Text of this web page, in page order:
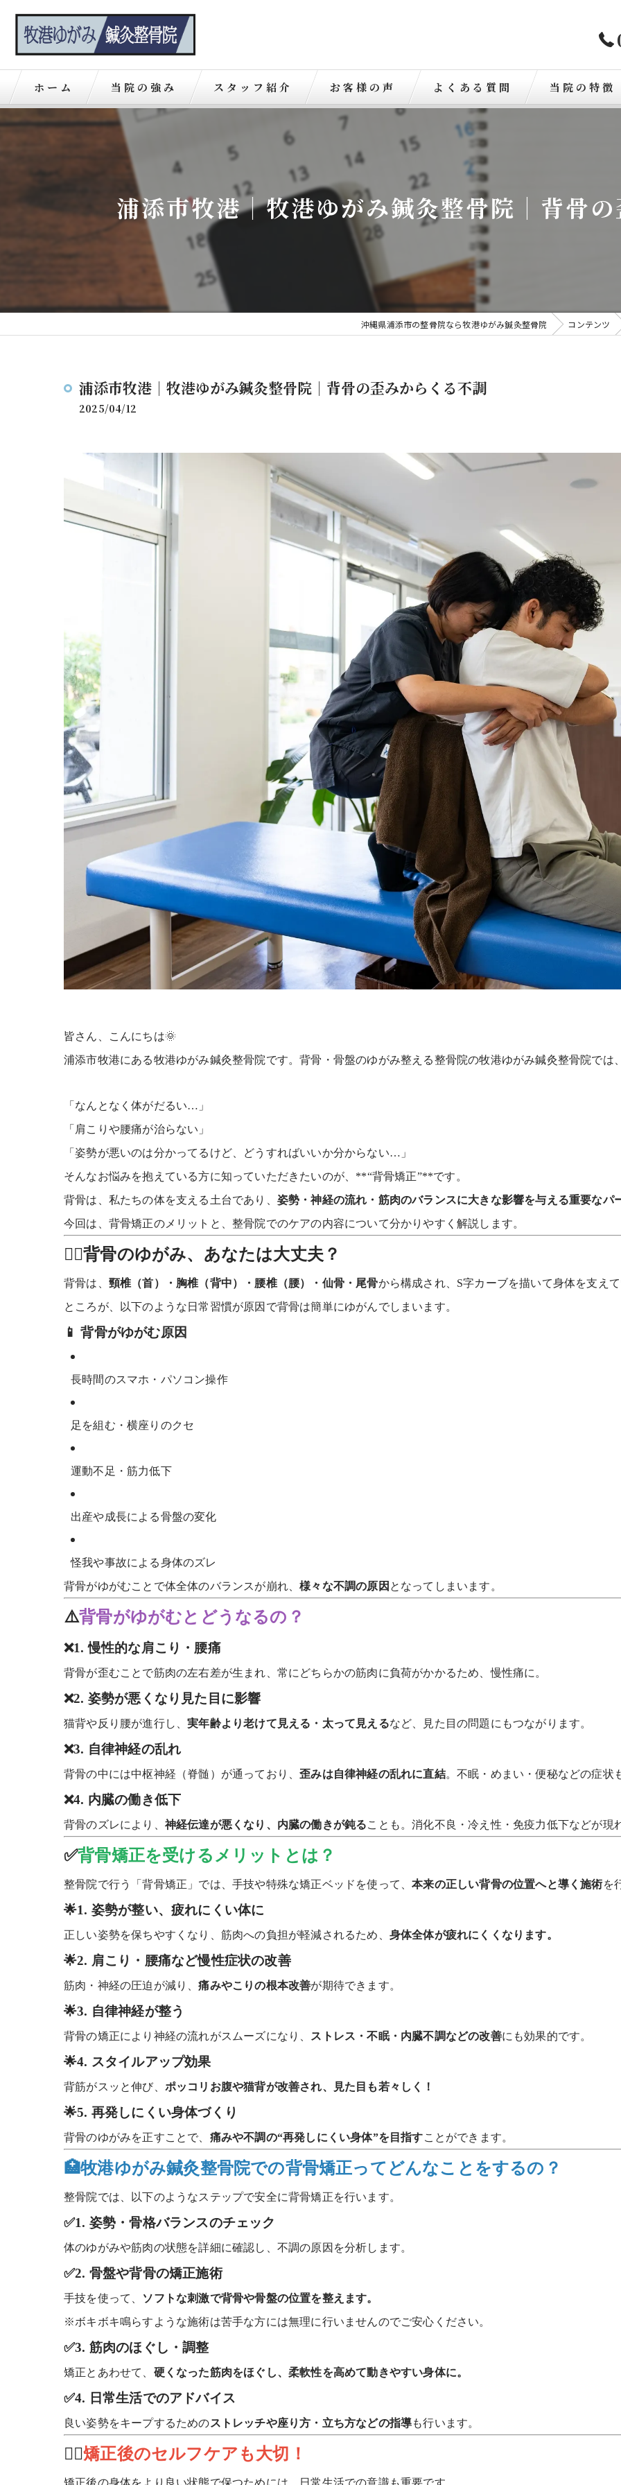
ホーム 当院の強み スタッフ紹介 お客様の声 よくある質問 当院の特徴
肩こり
浦添市牧港｜牧港ゆがみ鍼灸整骨院｜背骨
沖縄県浦添市の整骨院なら牧港ゆがみ鍼灸整骨院 コンテンツ
浦添市牧港｜牧港ゆがみ鍼灸整骨院｜背骨の歪みからくる不調
2025/04/12
皆さん、こんにちは🌞
浦添市牧港にある牧港ゆがみ鍼灸整骨院です。背骨・骨盤のゆがみ整える整骨院の牧港ゆがみ鍼灸整骨院では
「なんとなく体がだるい…」
「肩こりや腰痛が治らない」
「姿勢が悪いのは分かってるけど、どうすればいいか分からない…」
そんなお悩みを抱えている方に知っていただきたいのが、**“背骨矯正”**です。
背骨は、私たちの体を支える土台であり、 姿勢・神経の流れ・筋肉のバランスに大きな影響を与える重要なパ
今回は、背骨矯正のメリットと、整骨院でのケアの内容について分かりやすく解説します。
🧍‍♂️背骨のゆがみ、あなたは大丈夫？
背骨は、 頸椎（首）・胸椎（背中）・腰椎（腰）・仙骨・尾骨から構成され、S字カーブを描いて身体を支えて
ところが、以下のような日常習慣が原因で背骨は簡単にゆがんでしまいます。
📱 背骨がゆがむ原因
長時間のスマホ・パソコン操作
足を組む・横座りのクセ
運動不足・筋力低下
出産や成長による骨盤の変化
怪我や事故による身体のズレ
背骨がゆがむことで体全体のバランスが崩れ、様々な不調の原因 となってしまいます。
⚠️背骨がゆがむとどうなるの？
❌1. 慢性的な肩こり・腰痛
背骨が歪むことで筋肉の左右差が生まれ、常にどちらかの筋肉に負荷がかかるため、慢性痛に。
❌2. 姿勢が悪くなり見た目に影響
猫背や反り腰が進行し、実年齢より老けて見える・太って見えるなど、見た目の問題にもつながります。
❌3. 自律神経の乱れ
背骨の中には中枢神経（脊髄）が通っており、歪みは自律神経の乱れに直結。不眠・めまい・便秘などの症状
❌4. 内臓の働き低下
背骨のズレにより、 神経伝達が悪くなり、内臓の働きが鈍ることも。消化不良・冷え性・免疫力低下などが現
✅背骨矯正を受けるメリットとは？
整骨院で行う「背骨矯正」では、手技や特殊な矯正ベッドを使って、本来の正しい背骨の位置へと導く施術を
🌟1. 姿勢が整い、疲れにくい体に
正しい姿勢を保ちやすくなり、筋肉への負担が軽減されるため、 身体全体が疲れにくくなります。
🌟2. 肩こり・腰痛など慢性症状の改善
筋肉・神経の圧迫が減り、痛みやこりの根本改善が期待できます。
🌟3. 自律神経が整う
背骨の矯正により神経の流れがスムーズになり、 ストレス・不眠・内臓不調などの改善にも効果的です。
🌟4. スタイルアップ効果
背筋がスッと伸び、 ポッコリお腹や猫背が改善され、見た目も若々しく！
🌟5. 再発しにくい身体づくり
背骨のゆがみを正すことで、 痛みや不調の“再発しにくい身体”を目指すことができます。
🏥牧港ゆがみ鍼灸整骨院での背骨矯正ってどんなことをするの？
整骨院では、以下のようなステップで安全に背骨矯正を行います。
✅1. 姿勢・骨格バランスのチェック
体のゆがみや筋肉の状態を詳細に確認し、不調の原因を分析します。
✅2. 骨盤や背骨の矯正施術
手技を使って、 ソフトな刺激で背骨や骨盤の位置を整えます。
※ボキボキ鳴らすような施術は苦手な方には無理に行いませんのでご安心ください。
✅3. 筋肉のほぐし・調整
矯正とあわせて、 硬くなった筋肉をほぐし、柔軟性を高めて動きやすい身体に。
✅4. 日常生活でのアドバイス
良い姿勢をキープするためのストレッチや座り方・立ち方などの指導も行います。
🧘‍♀️矯正後のセルフケアも大切！
矯正後の身体をより良い状態で保つためには、日常生活での意識も重要です。